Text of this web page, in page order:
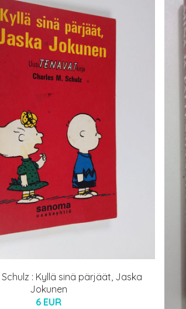
Schulz : Kyllä sinä pärjäät, Jaska
Jokunen
6 EUR